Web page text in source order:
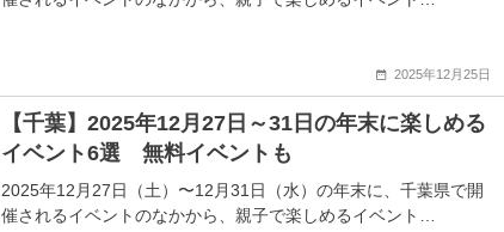
2025年12月25日
【千葉】2025年12月27日～31日の年末に楽しめる
イベント6選 無料イベントも
2025年12月27日（土）〜12月31日（水）の年末に、千葉県で開
催されるイベントのなかから、親子で楽しめるイベント…